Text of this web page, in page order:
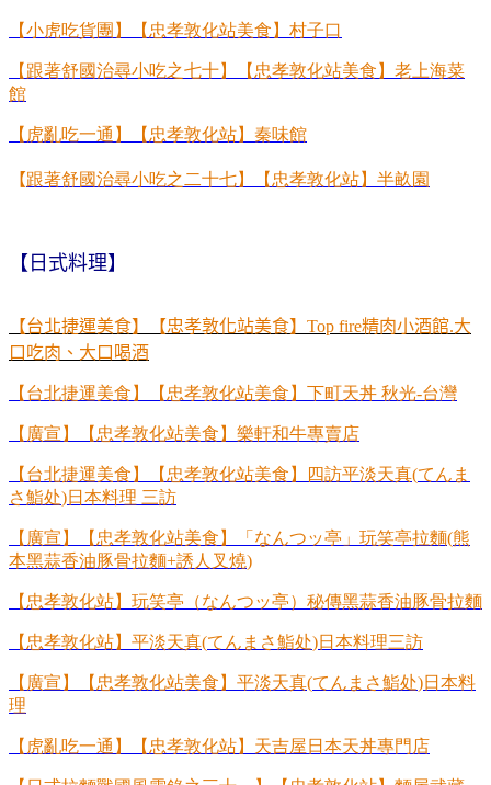
【小虎吃貨團】【忠孝敦化站美食】村子口
【跟著舒國治尋小吃之七十】【忠孝敦化站美食】老上海菜
館
【虎亂吃一通】【忠孝敦化站】秦味館
【跟著舒國治尋小吃之二十七】【忠孝敦化站】半畝園
【日式料理】
【台北捷運美食】【忠孝敦化站美食】Top fire精肉小酒館.大
口吃肉、大口喝酒
【台北捷運美食】【忠孝敦化站美食】下町天丼 秋光-台灣
【廣宣】【忠孝敦化站美食】樂軒和牛專賣店
【台北捷運美食】【忠孝敦化站美食】四訪平淡天真(てんま
さ鮨处)日本料理 三訪
【廣宣】【忠孝敦化站美食】「なんつッ亭」玩笑亭拉麵(熊
本黑蒜香油豚骨拉麵+誘人叉燒)
【忠孝敦化站】玩笑亭（なんつッ亭）秘傳黑蒜香油豚骨拉麵
【忠孝敦化站】平淡天真(てんまさ鮨处)日本料理三訪
【廣宣】【忠孝敦化站美食】平淡天真(てんまさ鮨处)日本料
理
【虎亂吃一通】【忠孝敦化站】天吉屋日本天丼專門店